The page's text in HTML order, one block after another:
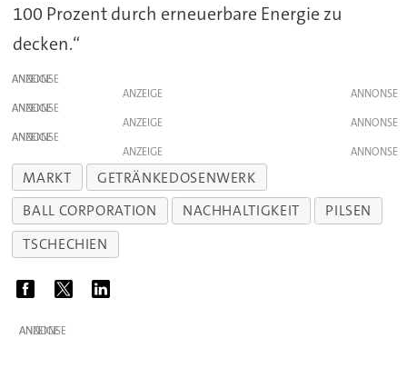
100 Prozent durch erneuerbare Energie zu
decken.“
ANZEIGE
ANZEIGE
ANZEIGE
ANZEIGE
ANZEIGE
ANZEIGE
MARKT
GETRÄNKEDOSENWERK
BALL CORPORATION
NACHHALTIGKEIT
PILSEN
TSCHECHIEN
ANZEIGE